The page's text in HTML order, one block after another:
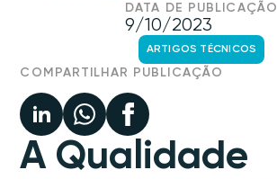
DATA DE PUBLICAÇÃO
9/10/2023
ARTIGOS TÉCNICOS
COMPARTILHAR PUBLICAÇÃO
A Qualidade